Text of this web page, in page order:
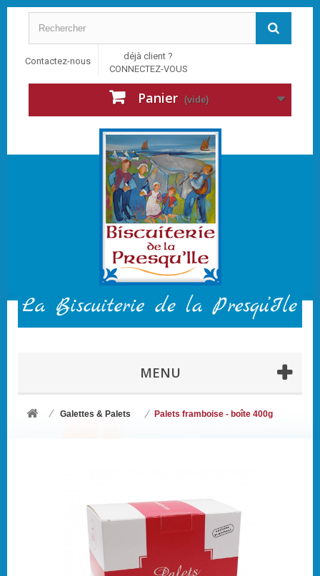
Contactez-nous
déjà client ?
CONNECTEZ-VOUS
Panier (vide)
MENU
Galettes & Palets Palets framboise - boîte 400g